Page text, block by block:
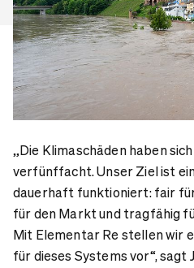
„Die Klimaschäden haben
verfünffacht. Unser Ziel ist
dauerhaft funktioniert: fair
für den Markt und tragfähig
Mit Elementar Re stellen wir
für dieses Systems vor“, sagt